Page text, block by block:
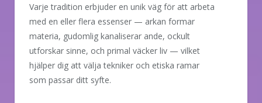
Varje tradition erbjuder en unik väg för att arbeta
med en eller flera essenser — arkan formar
materia, gudomlig kanaliserar ande, ockult
utforskar sinne, och primal väcker liv — vilket
hjälper dig att välja tekniker och etiska ramar
som passar ditt syfte.